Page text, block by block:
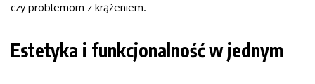
czy problemom z krążeniem.
Estetyka i funkcjonalność w jednym